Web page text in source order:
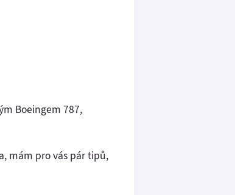
Boeingem 787,
mám pro vás pár tipů,